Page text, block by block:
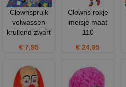
Clownspruik
volwassen
krullend zwart
€ 7,95
Clowns rokje
meisje maat
110
€ 24,95